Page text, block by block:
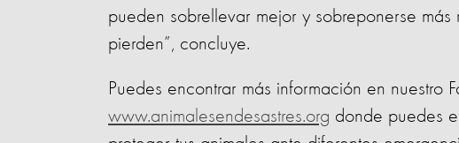
pueden sobrellevar mejor y sobreponerse
pierden”, concluye.
Puedes encontrar más información en nuestro
www.animalesendesastres.org donde puedes